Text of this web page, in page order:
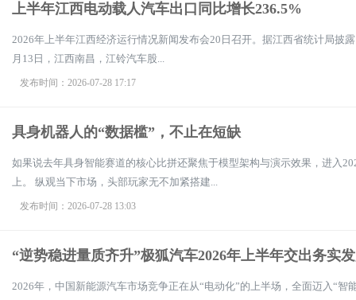
上半年江西电动载人汽车出口同比增长236.5%
2026年上半年江西经济运行情况新闻发布会20日召开。据江西省统计局披
月13日，江西南昌，江铃汽车股...
发布时间：2026-07-28 17:17
具身机器人的“数据槛”，不止在短缺
如果说去年具身智能赛道的核心比拼还聚焦于模型架构与演示效果，进入
上。 纵观当下市场，头部玩家无不加紧搭建...
发布时间：2026-07-28 13:03
“逆势稳进量质齐升”极狐汽车2026年上半年交出务实
2026年，中国新能源汽车市场竞争正在从“电动化”的上半场，全面迈入“智